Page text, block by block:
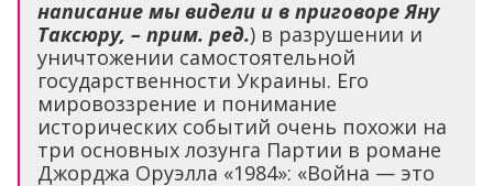
написание мы видели и в приговоре Яну
Таксюру, – прим. ред.) в разрушении и
уничтожении самостоятельной
государственности Украины. Его
мировоззрение и понимание
исторических событий очень похожи на
три основных лозунга Партии в романе
Джорджа Оруэлла «1984»: «Война — это